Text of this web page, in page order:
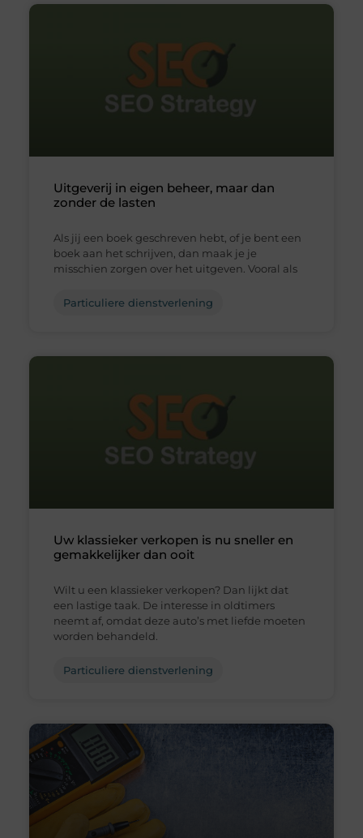
Uitgeverij in eigen beheer, maar dan
zonder de lasten
Als jij een boek geschreven hebt, of je bent een
boek aan het schrijven, dan maak je je
misschien zorgen over het uitgeven. Vooral als
Particuliere dienstverlening
Uw klassieker verkopen is nu sneller en
gemakkelijker dan ooit
Wilt u een klassieker verkopen? Dan lijkt dat
een lastige taak. De interesse in oldtimers
neemt af, omdat deze auto’s met liefde moeten
worden behandeld.
Particuliere dienstverlening